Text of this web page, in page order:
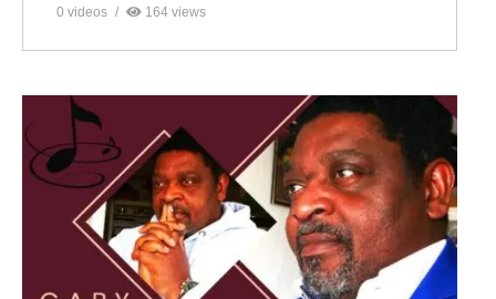
0 videos 164 views